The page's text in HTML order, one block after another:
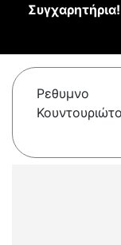
Συγχαρητήρια!
Ρεθυμνο